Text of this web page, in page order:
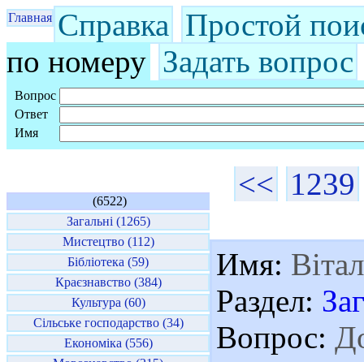
Главная Справка Простой
по номеру Задать вопрос
Вопрос
Ответ
Имя
(6522)
Загальні (1265)
Мистецтво (112)
Бібліотека (59)
Краєзнавство (384)
Культура (60)
Сільське господарство (34)
Економіка (556)
<< 1239
Имя:
Раздел:
Вопрос: